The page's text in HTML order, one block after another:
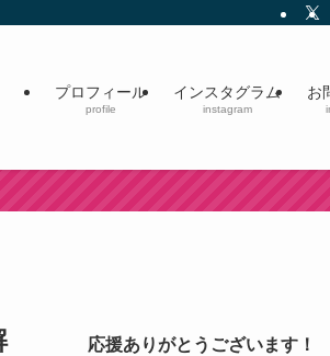
プロフィール
profile
インスタグラム
instagram
お
応援ありがとうございます！